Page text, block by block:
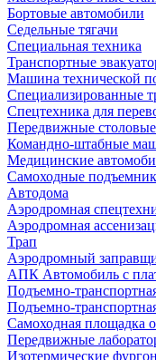
Бортовые автомобили
Седельные тягачи
Специальная техника
Транспортные
Машина технической
Специализированные
Спецтехника для
Передвижные столовые
Командно-штабные
Медицинские
Самоходные
Автодома
Аэродромная
Аэродромная
Трап
Аэродромный
АПК Автомобиль с
Подъемно-
Подъемно-
Самоходная площадка
Передвижные
Изотермические